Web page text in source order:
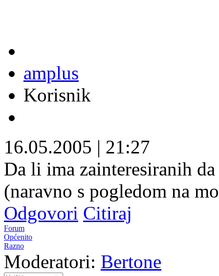
amplus
Korisnik
16.05.2005 | 21:27
Da li ima zainteresiranih
(naravno s pogledom na
Odgovori Citiraj
Forum
Općenito
Razno
Moderatori: Bertone